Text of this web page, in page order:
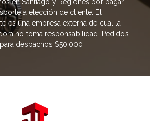
a elección de cliente. El
es una empresa externa de cual la
no toma responsabilidad. Pedidos
despachos $50.000